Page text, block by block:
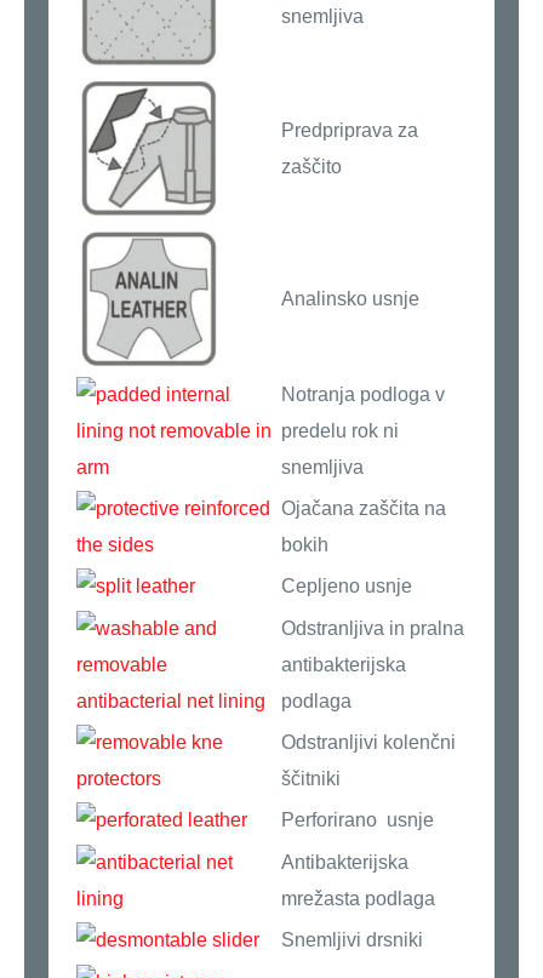
snemljiva
Predpriprava za
zaščito
Analinsko usnje
Notranja podloga v
predelu rok ni
snemljiva
Ojačana zaščita na
bokih
Cepljeno usnje
Odstranljiva in pralna
antibakterijska
podlaga
Odstranljivi kolenčni
ščitniki
Perforirano usnje
Antibakterijska
mrežasta podlaga
Snemljivi drsniki